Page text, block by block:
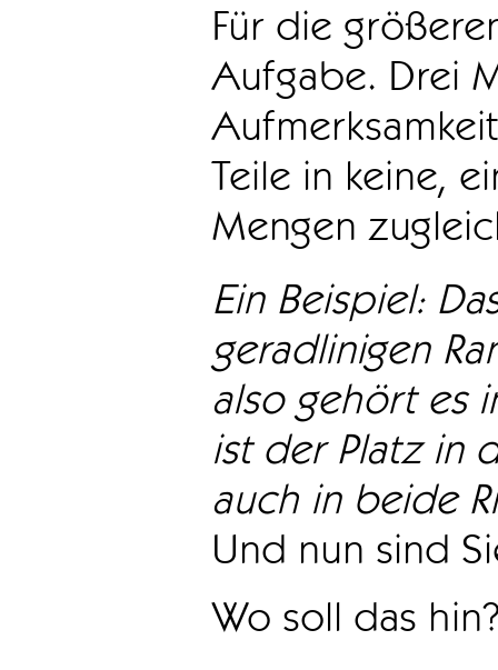
Für die
Aufgabe. Drei
Teile in keine,
Mengen
Ein Beispiel:
geradlinigen
also gehört es
ist der Platz in
auch in beide
Und nun sind
Wo soll das